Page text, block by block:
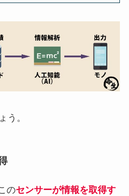
う。
のセンサーが情報を取得す